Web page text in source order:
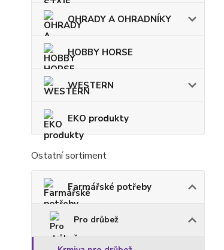
OHRADY A OHRADNÍKY
HOBBY HORSE
WESTERN
EKO produkty
Ostatní sortiment
Farmářské potřeby
Pro drůbež